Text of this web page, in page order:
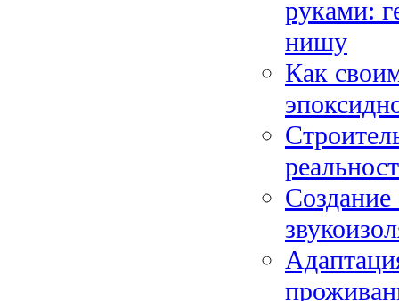
руками:
нишу
Как
Создание